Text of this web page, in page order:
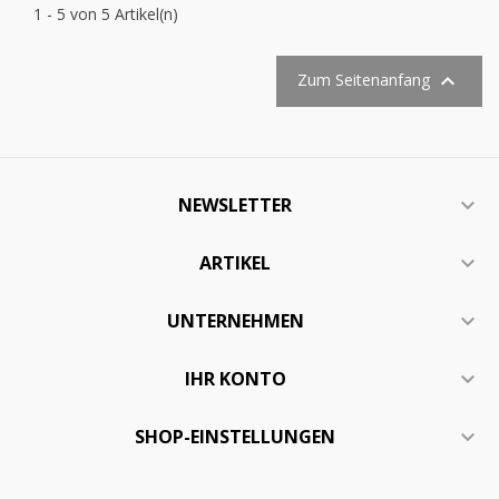
1 - 5 von 5 Artikel(n)
Zum Seitenanfang 
NEWSLETTER 
ARTIKEL 
UNTERNEHMEN 
IHR KONTO 
SHOP-EINSTELLUNGEN 